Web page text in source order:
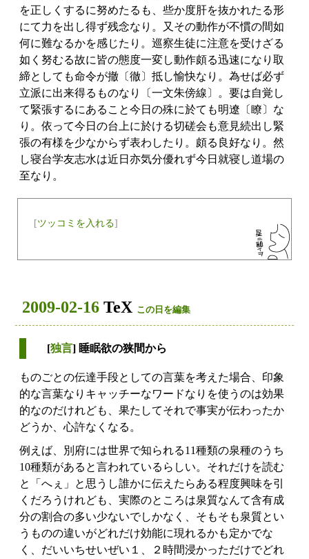
を正しくするに努めたるも、些か度肝を抜かれたる形
にて力を出し得ず残念なり。又その動作が不慣の間如
何に難なるかを感じたり。巡察生徒に注意を受けざる
如く努むる故に皆の態度一変し動作頗る迅速になり取
締としても命令が撤〔徹〕抵し愉快なり。為せば必ず
立派に出来得るものなり〔一文朱傍線〕。要は自覚し
て緊張するにあること今日の殊に於ても明遼〔瞭〕な
り。依って今日の台上に於ける切磋会も意見続出し緊
張の有様を少なからず表わしたり。頗る良好なり。然
し寝台学友志水は近日亦気分優れず今日就寝し道場の
至なり。
[ツッコミを入れる]
2009-02-16 TeX この日を編集
[独言] 睡眠欲の狭間から
ものごとの伝達手段としての言葉を考えた場合、印象
的な言葉なりキャッチーなワードなりを使うのは効果
的なのだけれども、果たしてそれで事実が伝わったか
どうか、心許なくなる。
例えば、別府には世界で知られる11種類の泉種のうち
10種類があると言われているらしい。それだけを読む
と「へぇ」と思うし誰かに伝えたらある程度興味を引
くだろうけれども、実際のところは泉質なんて含有成
分の割合の多い少ないでしかなく、そもそも泉質とい
うものの違いがどれだけ効能に現れるかも定かでな
く、だいいちせいぜい１、２時間浸かっただけでどれ